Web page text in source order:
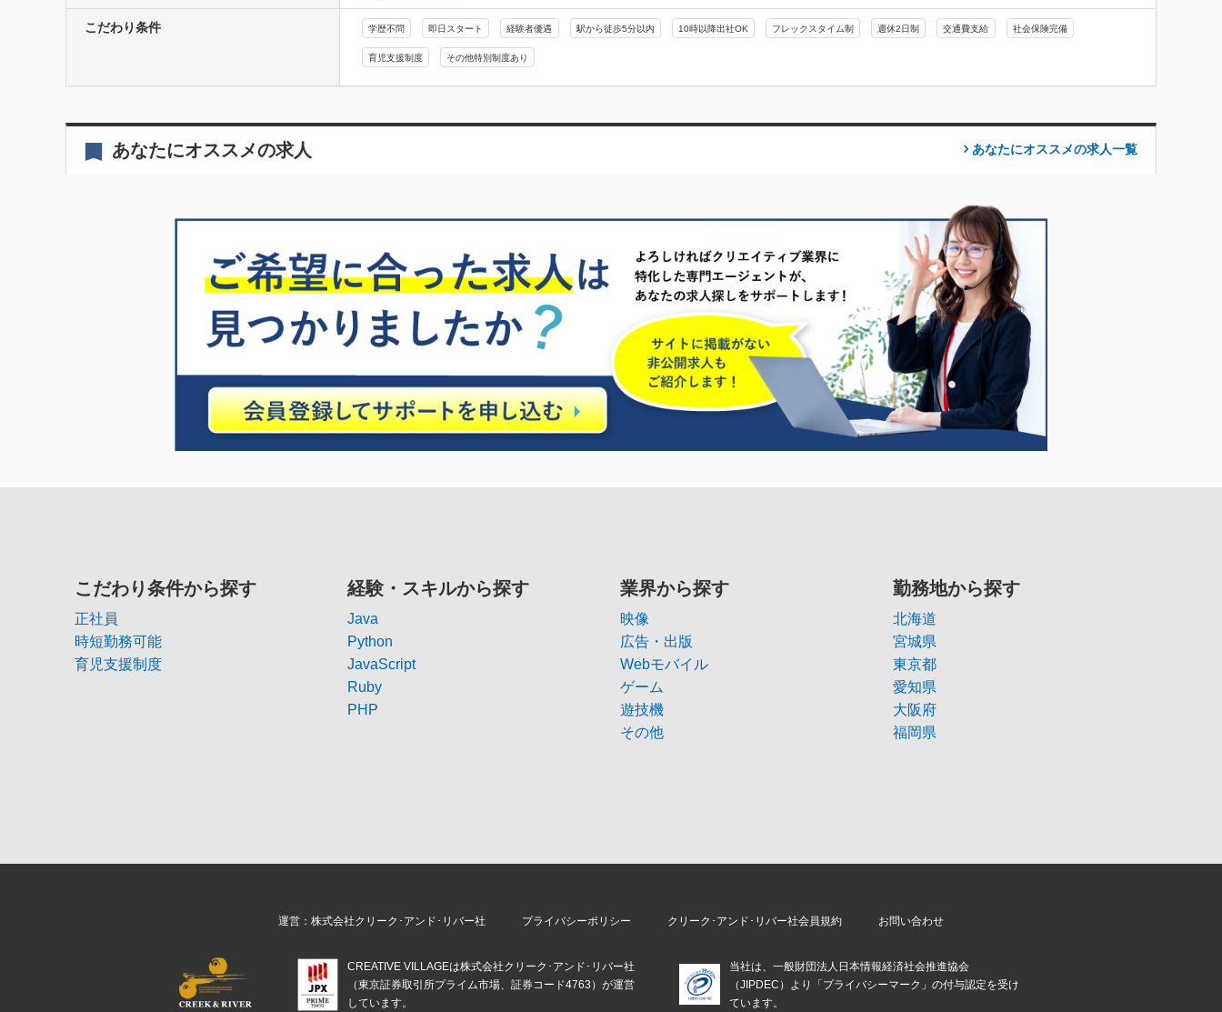
こだわり条件 学歴不問 即日スタート 経験者優遇 駅から徒歩5分以内 10時以降出社OK フレックスタイム制 週休2日制 交通費支給 社会保険完備
育児支援制度 その他特別制度あり
あなたにオススメの求人 あなたにオススメの求人一覧
こだわり条件から探す
正社員
時短勤務可能
育児支援制度
経験・スキルから探す
Java
Python
JavaScript
Ruby
PHP
業界から探す
映像
広告・出版
Webモバイル
ゲーム
遊技機
その他
勤務地から探す
北海道
宮城県
東京都
愛知県
大阪府
福岡県
運営：株式会社クリーク･アンド･リバー社 プライバシーポリシー クリーク･アンド･リバー社会員規約 お問い合わせ
CREATIVE VILLAGEは株式会社クリーク･アンド･リバー社
（東京証券取引所プライム市場、証券コード4763）が運営
しています。
当社は、一般財団法人日本情報経済社会推進協会
（JIPDEC）より「プライバシーマーク」の付与認定を受け
ています。